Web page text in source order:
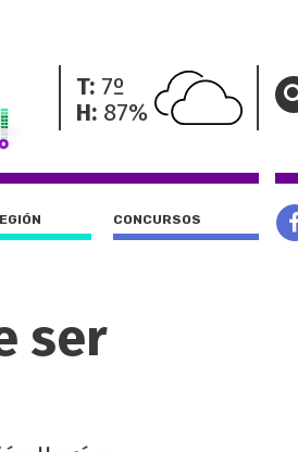
T: 7º
H: 87%
CONCURSOS
ser